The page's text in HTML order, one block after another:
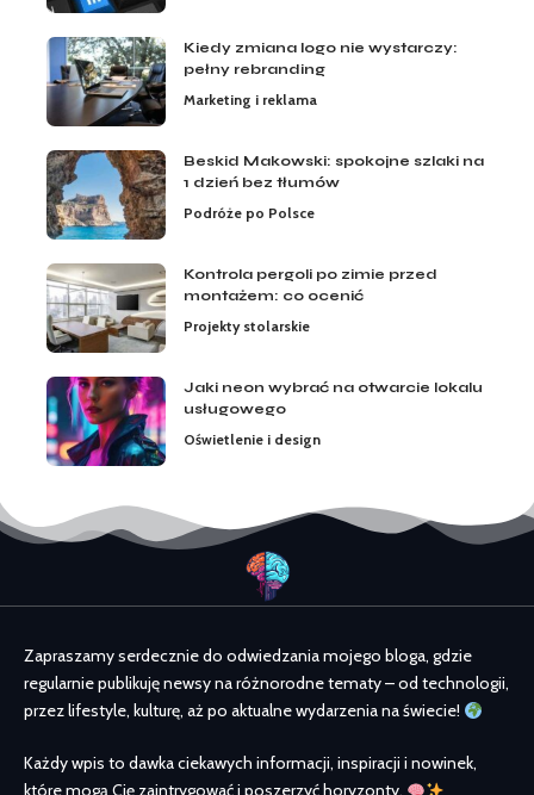
Kiedy zmiana logo nie wystarczy:
pełny rebranding
Marketing i reklama
Beskid Makowski: spokojne szlaki na
1 dzień bez tłumów
Podróże po Polsce
Kontrola pergoli po zimie przed
montażem: co ocenić
Projekty stolarskie
Jaki neon wybrać na otwarcie lokalu
usługowego
Oświetlenie i design
Zapraszamy serdecznie do odwiedzania mojego bloga, gdzie
regularnie publikuję newsy na różnorodne tematy – od technologii,
przez lifestyle, kulturę, aż po aktualne wydarzenia na świecie!
Każdy wpis to dawka ciekawych informacji, inspiracji i nowinek,
które mogą Cię zaintrygować i poszerzyć horyzonty.